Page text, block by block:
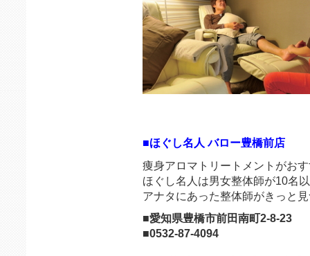
■ほぐし名人 バロー豊橋前店
痩身アロマトリートメントがお
ほぐし名人は男女整体師が10名
アナタにあった整体師がきっと
■愛知県豊橋市前田南町2-8-23
■0532-87-4094